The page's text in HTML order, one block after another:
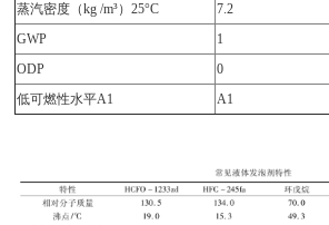
蒸汽密度（kg /m³）25°C
7.2
GWP
1
ODP
0
低可燃性水平A1
A1